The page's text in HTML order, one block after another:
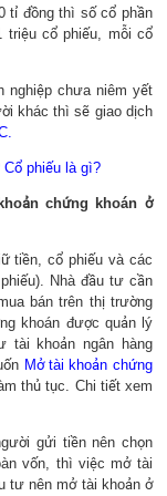
tỉ đồng thì số cổ phần
triệu cổ phiếu, mỗi cổ
nghiệp chưa niêm yết
khác thì sẽ giao dịch
phiếu là gì?
chứng khoán ở
tiền, cổ phiếu và các
Nhà đầu tư cần
bán trên thị trường
khoán được quản lý
tài khoản ngân hàng
Mở tài khoản chứng
thủ tục. Chi tiết xem
gửi tiền nên chọn
vốn, thì việc mở tài
tư nên mở tài khoản ở